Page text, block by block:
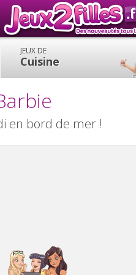
JEUX DE
Cuisine
en bord de mer !